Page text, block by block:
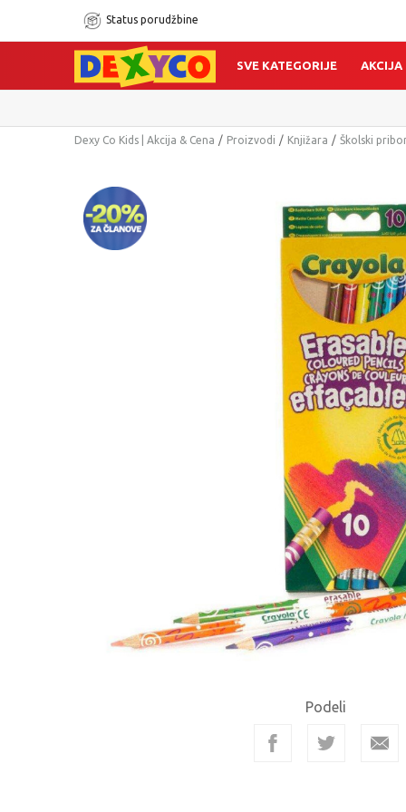
Status porudžbine
SVE KATEGORIJE AKCIJA
Dexy Co Kids | Akcija & Cena Proizvodi Knjižara Školski
Podeli